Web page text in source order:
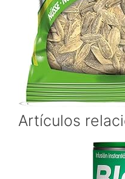
Artículos